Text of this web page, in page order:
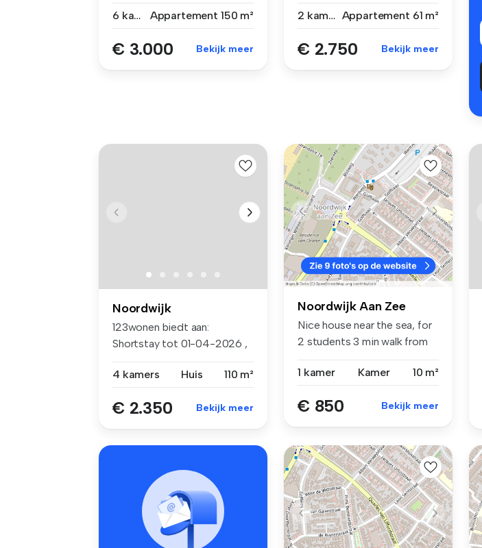
6 kamers
Appartement 150 m²
€ 3.000 Bekijk meer
2 kamers Appartement 61 m²
€ 2.750 Bekijk meer
Noordwijk
123wonen biedt aan:
Shortstay tot 01-04-2026 ,
4 kamers
Huis 110 m²
€ 2.350 Bekijk meer
Noordwijk Aan Zee
Nice house near the sea, for
2 students 3 min walk from
1 kamer
Kamer 10 m²
€ 850 Bekijk meer